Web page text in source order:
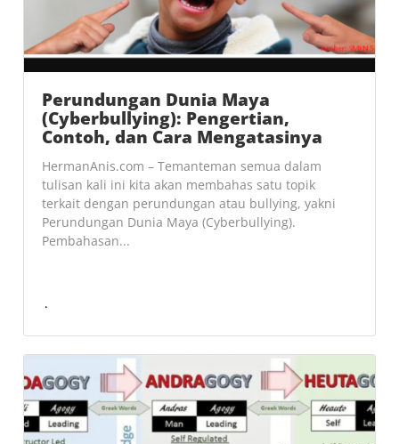
Perundungan Dunia Maya
(Cyberbullying): Pengertian,
Contoh, dan Cara Mengatasinya
HermanAnis.com – Temanteman semua dalam
tulisan kali ini kita akan membahas satu topik
terkait dengan perundungan atau bullying, yakni
Perundungan Dunia Maya (Cyberbullying).
Pembahasan...